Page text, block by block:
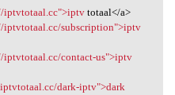
iptvtotaal.cc">iptvtotaal</a>
iptvtotaal.cc/subscription">iptv
iptvtotaal.cc/contact-us">iptv
dark-iptv">dark